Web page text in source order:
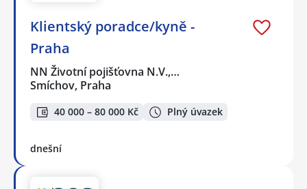
Klientský poradce/kyně -
Praha
NN Životní pojišťovna N.V.,…
Smíchov, Praha
40 000 – 80 000 Kč Plný úvazek
dnešní